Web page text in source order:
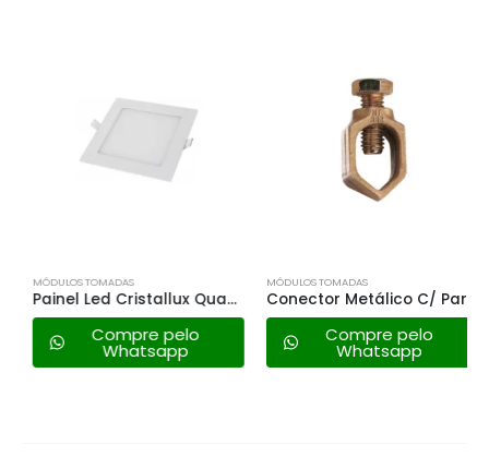
MÓDULOS TOMADAS
Painel Led Cristallux Quadrada Embutir – 36w 6500k
Compre pelo
Whatsapp
MÓDULOS TOMADAS
Conector Metálico C/ Parafuso P/ Haste de Terra 1/2″
Compre pelo
Whatsapp